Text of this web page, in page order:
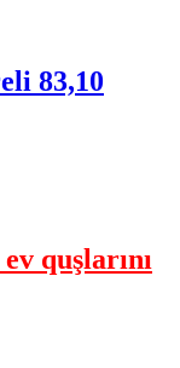
83,10
quşlarını